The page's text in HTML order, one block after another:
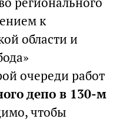
к
области и
очереди работ
депо в 130-м
чтобы